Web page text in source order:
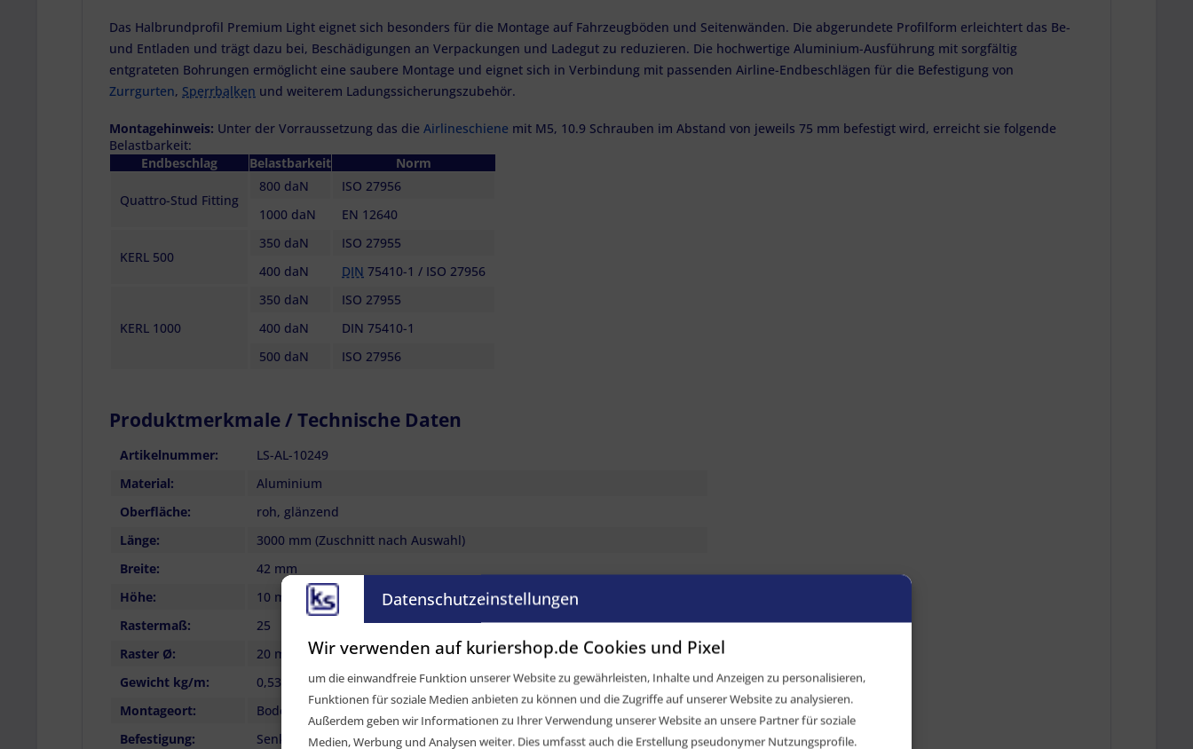
Das Halbrundprofil Premium Light eignet sich besonders für die Montage auf Fahrzeugböden und Seitenwänden. Die abgerundete Profilform erleichtert das Be-
und Entladen und trägt dazu bei, Beschädigungen an Verpackungen und Ladegut zu reduzieren. Die hochwertige Aluminium-Ausführung mit sorgfältig
entgrateten Bohrungen ermöglicht eine saubere Montage und eignet sich in Verbindung mit passenden Airline-Endbeschlägen für die Befestigung von
Zurrgurten, Sperrbalken und weiterem Ladungssicherungszubehör.
Montagehinweis: Unter der Vorraussetzung das die Airlineschiene mit M5, 10.9 Schrauben im Abstand von jeweils 75 mm befestigt wird, erreicht sie folgende
Belastbarkeit:
Endbeschlag
Belastbarkeit Norm
Quattro-Stud Fitting
800 daN
ISO 27956
1000 daN
EN 12640
KERL 500
350 daN
ISO 27955
400 daN
DIN 75410-1 / ISO 27956
KERL 1000
350 daN
ISO 27955
400 daN
DIN 75410-1
500 daN
ISO 27956
Produktmerkmale / Technische Daten
Artikelnummer:
LS-AL-10249
Material:
Aluminium
Oberfläche:
roh, glänzend
Länge:
3000 mm (Zuschnitt nach Auswahl)
Breite:
42 mm
Höhe:
10 mm
Rastermaß:
25
Raster Ø:
20 mm
Gewicht kg/m:
0,53 kg
Montageort:
Boden, Seitenwand
Befestigung:
Senkkopfschrauben, Senkkopfnieten (siehe Montagehinweis)
Datenschutzeinstellungen
Wir verwenden auf kuriershop.de Cookies und Pixel
um die einwandfreie Funktion unserer Website zu gewährleisten, Inhalte und Anzeigen zu personalisieren,
Funktionen für soziale Medien anbieten zu können und die Zugriffe auf unserer Website zu analysieren.
Außerdem geben wir Informationen zu Ihrer Verwendung unserer Website an unsere Partner für soziale
Medien, Werbung und Analysen weiter. Dies umfasst auch die Erstellung pseudonymer Nutzungsprofile.